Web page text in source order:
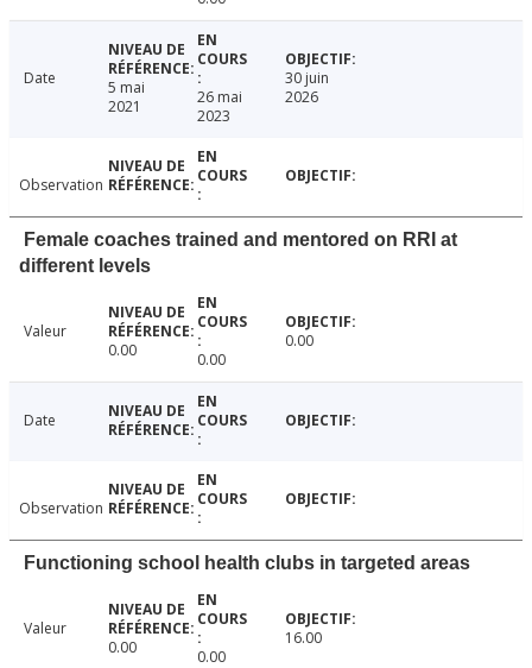
Date
5 mai
2021
26 mai
2023
30 juin
2026
Observation
Female coaches trained and mentored on RRI at
different levels
Valeur
0.00
0.00
0.00
Date
Observation
Functioning school health clubs in targeted areas
Valeur
0.00
0.00
16.00